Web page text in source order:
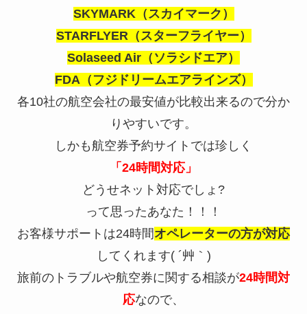
SKYMARK（スカイマーク）
STARFLYER（スターフライヤー）
Solaseed Air（ソラシドエア）
FDA（フジドリームエアラインズ）
各10社の航空会社の最安値が比較出来るので分か
りやすいです。
しかも航空券予約サイトでは珍しく
「24時間対応」
どうせネット対応でしょ?
って思ったあなた！！！
お客様サポートは24時間オペレーターの方が対応
してくれます( ´艸｀)
旅前のトラブルや航空券に関する相談が24時間対
応なので、